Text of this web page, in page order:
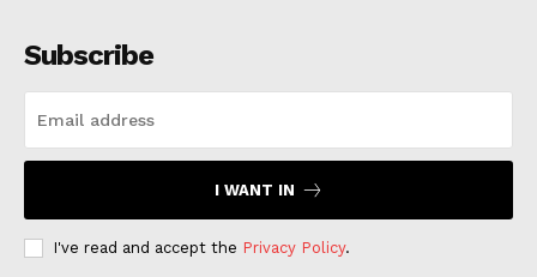
Subscribe
I WANT IN
I've read and accept the Privacy Policy.